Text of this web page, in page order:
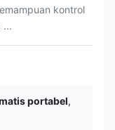
kontrol
...
portabel,